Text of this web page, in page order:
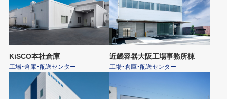
KiSCO本社倉庫
工場・倉庫・配送センター
近畿容器大阪工場事務所棟
工場・倉庫・配送センター